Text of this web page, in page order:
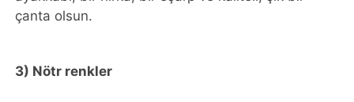
çanta olsun.
3) Nötr renkler